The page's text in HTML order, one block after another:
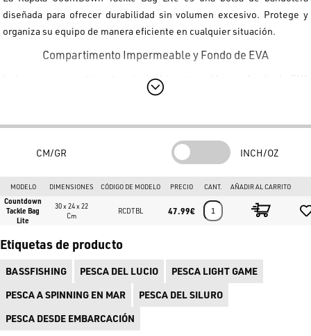
diseñada para ofrecer durabilidad sin volumen excesivo. Protege y
organiza su equipo de manera eficiente en cualquier situación.
Compartimento Impermeable y Fondo de EVA
Incluye un compartimento principal impermeable con
. Tiene capacidad paracuatro cajas de tamaño 3600
y accesorios.
Características Principales
Resistencia:Tejido impermeable y cremalleras inoxidables.
Organización:
Elástico superior para herramientas, bolsillo
frontal con anillas en D y bolsillos de malla laterales.
Compre cualquier bolsa de pesca, mochila o riñonera para cada
pesca online más grande de Europa.
CM/GR INCH/OZ
MODELO DIMENSIONES CÓDIGO DE MODELO PRECIO CANT. AÑADIR AL CARRITO
Countdown
Tackle Bag
Lite
30 x 24 x 22
Cm
RCDTBL 47.99€
Etiquetas de producto
BASSFISHING PESCA DEL LUCIO
PESCA LIGHT GAME
PESCA A SPINNING EN MAR
PESCA DEL SILURO
PESCA DESDE EMBARCACIÓN